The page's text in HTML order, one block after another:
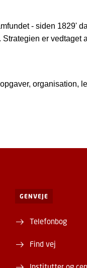
- siden 1829'
er vedtaget
organisation,
GENVEJE
Telefonbog
Find vej